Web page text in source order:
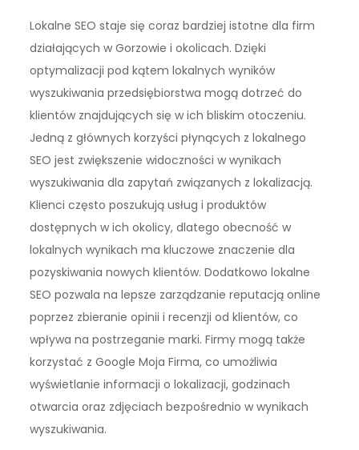
Lokalne SEO staje się coraz bardziej istotne dla firm
działających w Gorzowie i okolicach. Dzięki
optymalizacji pod kątem lokalnych wyników
wyszukiwania przedsiębiorstwa mogą dotrzeć do
klientów znajdujących się w ich bliskim otoczeniu.
Jedną z głównych korzyści płynących z lokalnego
SEO jest zwiększenie widoczności w wynikach
wyszukiwania dla zapytań związanych z lokalizacją.
Klienci często poszukują usług i produktów
dostępnych w ich okolicy, dlatego obecność w
lokalnych wynikach ma kluczowe znaczenie dla
pozyskiwania nowych klientów. Dodatkowo lokalne
SEO pozwala na lepsze zarządzanie reputacją online
poprzez zbieranie opinii i recenzji od klientów, co
wpływa na postrzeganie marki. Firmy mogą także
korzystać z Google Moja Firma, co umożliwia
wyświetlanie informacji o lokalizacji, godzinach
otwarcia oraz zdjęciach bezpośrednio w wynikach
wyszukiwania.